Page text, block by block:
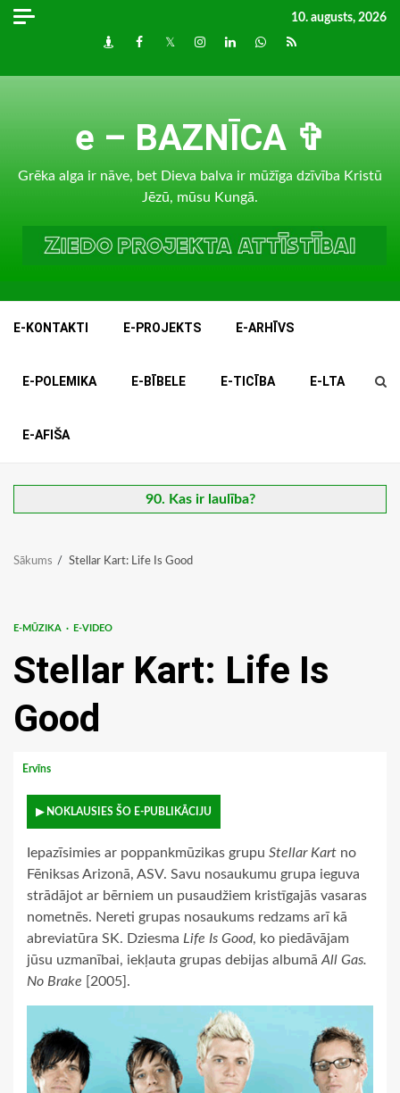
Skip
10. augusts, 2026
DraugiemFacebook
TwitterInstagram
LinkedInwhatsapp
RSS
e – BAZNĪCA ✞
Grēka alga ir nāve, bet Dieva balva ir mūžīga dzīvība Kristū
Jēzū, mūsu Kungā.
E-KONTAKTI E-PROJEKTS E-ARHĪVS
E-POLEMIKA E-BĪBELE E-TICĪBA E-LTA
E-AFIŠA
90. Kas ir laulība?
Sākums Stellar Kart: Life Is Good
E-MŪZIKA E-VIDEO
Stellar Kart: Life Is
Good
Ervīns
▶ NOKLAUSIES ŠO E-PUBLIKĀCIJU
Iepazīsimies ar poppankmūzikas grupu Stellar Kart no
Fēniksas Arizonā, ASV. Savu nosaukumu grupa ieguva
strādājot ar bērniem un pusaudžiem kristīgajās vasaras
nometnēs. Nereti grupas nosaukums redzams arī kā
abreviatūra SK. Dziesma Life Is Good, ko piedāvājam
jūsu uzmanībai, iekļauta grupas debijas albumā All Gas.
No Brake
[2005].